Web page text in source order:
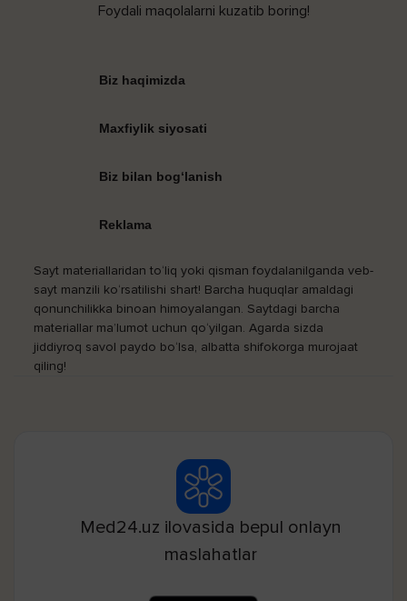
Foydali maqolalarni kuzatib boring!
Biz haqimizda
Maxfiylik siyosati
Biz bilan bog‘lanish
Reklama
Sayt materiallaridan to‘liq yoki qisman foydalanilganda veb-
sayt manzili ko‘rsatilishi shart! Barcha huquqlar amaldagi
qonunchilikka binoan himoyalangan. Saytdagi barcha
materiallar ma’lumot uchun qo‘yilgan. Agarda sizda
jiddiyroq savol paydo bo‘lsa, albatta shifokorga murojaat
qiling!
Med24.uz ilovasida bepul onlayn
maslahatlar